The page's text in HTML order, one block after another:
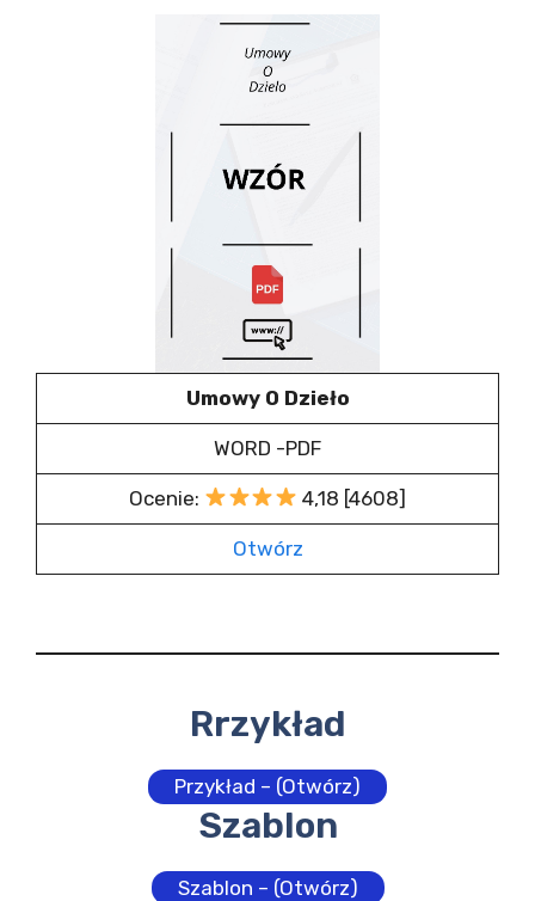
Umowy O Dzieło
WORD -PDF
Ocenie: 4,18 [4608]
Otwórz
Rrzykład
Przykład – (Otwórz)
Szablon
Szablon – (Otwórz)